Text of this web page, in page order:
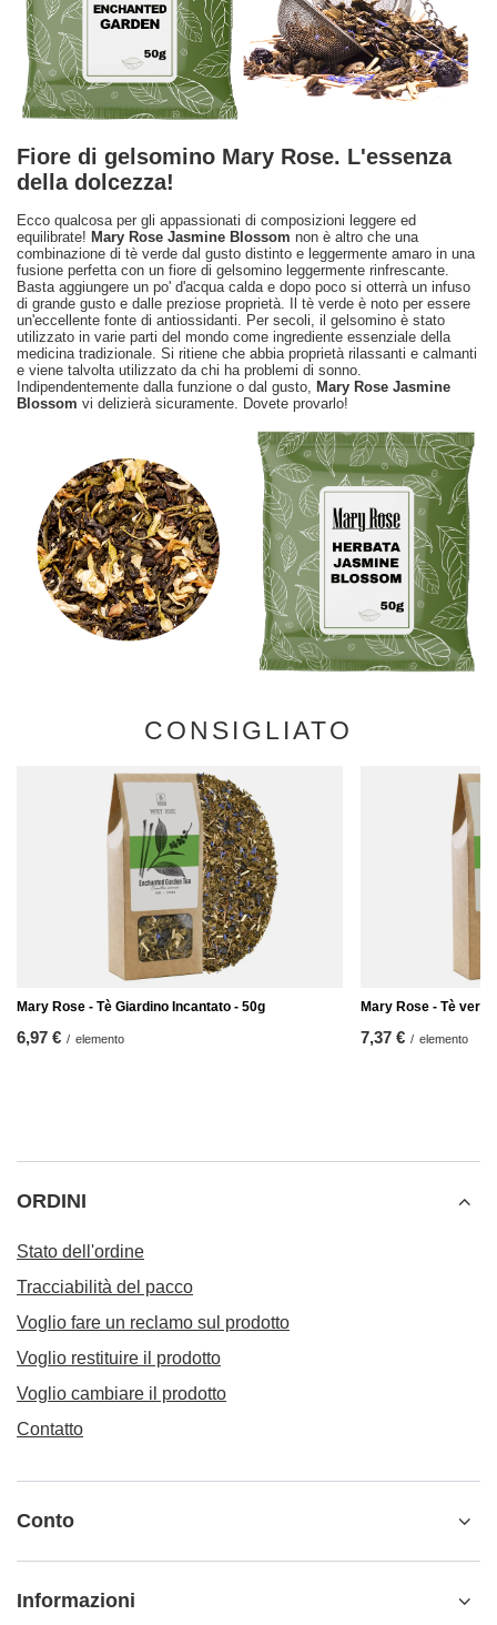
Fiore di gelsomino Mary Rose. L'essenza
della dolcezza!
Ecco qualcosa per gli appassionati di composizioni leggere ed
equilibrate! Mary Rose Jasmine Blossom non è altro che una
combinazione di tè verde dal gusto distinto e leggermente amaro in una
fusione perfetta con un fiore di gelsomino leggermente rinfrescante.
Basta aggiungere un po' d'acqua calda e dopo poco si otterrà un infuso
di grande gusto e dalle preziose proprietà. Il tè verde è noto per essere
un'eccellente fonte di antiossidanti. Per secoli, il gelsomino è stato
utilizzato in varie parti del mondo come ingrediente essenziale della
medicina tradizionale. Si ritiene che abbia proprietà rilassanti e calmanti
e viene talvolta utilizzato da chi ha problemi di sonno.
Indipendentemente dalla funzione o dal gusto, Mary Rose Jasmine
Blossom vi delizierà sicuramente. Dovete provarlo!
CONSIGLIATO
Mary Rose - Tè Giardino Incantato - 50g
6,97 € / elemento
Mary Rose - Tè
7,37 € / elemento
ORDINI
Stato dell'ordine
Tracciabilità del pacco
Voglio fare un reclamo sul prodotto
Voglio restituire il prodotto
Voglio cambiare il prodotto
Contatto
Conto
Informazioni